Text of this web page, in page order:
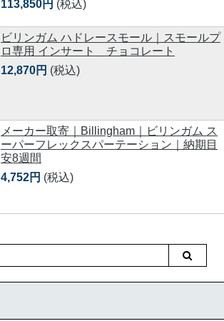
113,850円 (税込)
ビリンガム ハドレースモール｜スモールプ
ロ専用 インサート チョコレート
12,870円 (税込)
メーカー取寄｜Billingham｜ビリンガム ス
ーパーフレックスパーテーション｜納期目
安8週間
4,752円 (税込)